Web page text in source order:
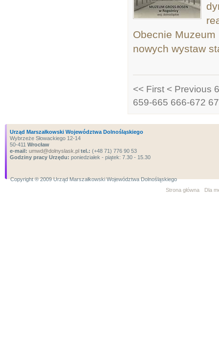
Obecnie
nowych wystaw
<< First < Previous
659-665 666-672
Urząd Marszałkowski Województwa Dolnośląskiego
Wybrzeże Słowackiego 12-14
50-411 Wrocław
e-mail: umwd@dolnyslask.pl tel.: (+48 71) 776 90 53
Godziny pracy Urzędu: poniedziałek - piątek: 7.30 - 15.30
Copyright ® 2009 Urząd Marszałkowski Województwa Dolnośląskiego
Strona główna
Dla